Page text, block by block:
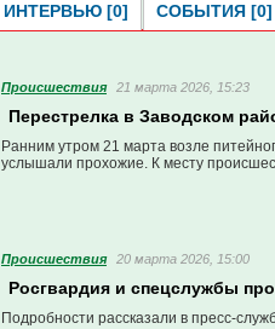
ИНТЕРВЬЮ [0] СОБЫТИЯ [0]
Проиcшествия 21 марта 2026, 15:23
Перестрелка в Заводском
Ранним утром 21 марта возле
услышали прохожие. К месту
Проиcшествия 20 марта 2026, 15:00
Росгвардия и спецслужбы
Подробности рассказали в пресс-